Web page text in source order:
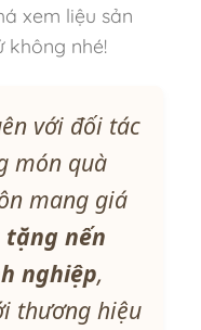
xem liệu sản
không nhé!
với đối tác
món quà
mang giá
tặng nến
nghiệp,
thương hiệu